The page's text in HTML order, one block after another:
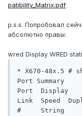
patibility_Matrix.pdf
p.s.s. Попробовал
абсолютно правы:
wred Display WRED
* X670-48x.5 #
Port Summary
Port  Display
Link  Speed
#     String